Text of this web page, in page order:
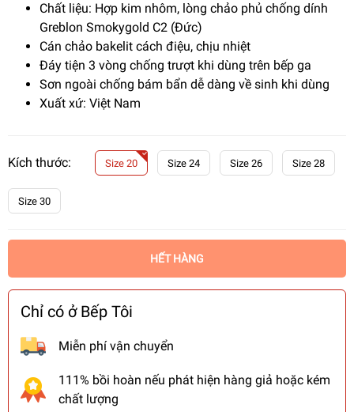
Chất liệu: Hợp kim nhôm, lòng chảo phủ chống dính
Greblon Smokygold C2 (Đức)
Cán chảo bakelit cách điệu, chịu nhiệt
Đáy tiện 3 vòng chống trượt khi dùng trên bếp ga
Sơn ngoài chống bám bẩn dễ dàng về sinh khi dùng
Xuất xứ: Việt Nam
Kích thước: Size 20 Size 24 Size 26 Size 28
Size 30
HẾT HÀNG
Chỉ có ở Bếp Tôi
Miễn phí vận chuyển
111% bồi hoàn nếu phát hiện hàng giả hoặc kém
chất lượng